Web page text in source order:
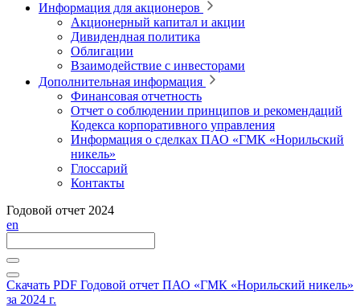
Информация для акционеров
Акционерный капитал и акции
Дивидендная политика
Облигации
Взаимодействие с инвесторами
Дополнительная информация
Финансовая отчетность
Отчет о соблюдении принципов и рекомендаций
Кодекса корпоративного управления
Информация о сделках ПАО «ГМК «Норильский
никель»
Глоссарий
Контакты
Годовой отчет 2024
en
Скачать PDF Годовой отчет ПАО «ГМК «Норильский никель»
за 2024 г.